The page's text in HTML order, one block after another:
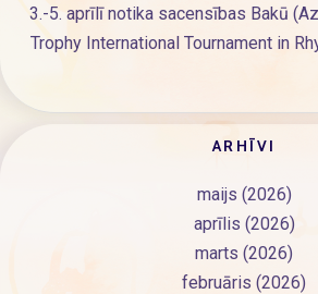
3.-5. aprīlī notika sacensības Bakū
Trophy International Tournament in
ARHĪVI
maijs (2026)
aprīlis (2026)
marts (2026)
februāris (2026)